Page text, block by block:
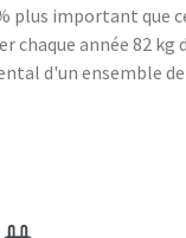
plus important
chaque année 82
d'un ensemble